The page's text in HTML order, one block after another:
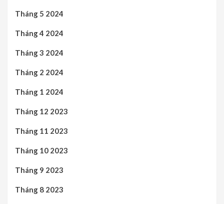
Tháng 5 2024
Tháng 4 2024
Tháng 3 2024
Tháng 2 2024
Tháng 1 2024
Tháng 12 2023
Tháng 11 2023
Tháng 10 2023
Tháng 9 2023
Tháng 8 2023